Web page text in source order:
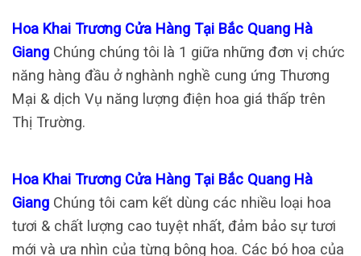
Hoa Khai Trương Cửa Hàng Tại Bắc Quang Hà
Giang Chúng chúng tôi là 1 giữa những đơn vị chức
năng hàng đầu ở nghành nghề cung ứng Thương
Mại & dịch Vụ năng lượng điện hoa giá thấp trên
Thị Trường.
Hoa Khai Trương Cửa Hàng Tại Bắc Quang Hà
Giang Chúng tôi cam kết dùng các nhiều loại hoa
tươi & chất lượng cao tuyệt nhất, đảm bảo sự tươi
mới và ưa nhìn của từng bông hoa. Các bó hoa của